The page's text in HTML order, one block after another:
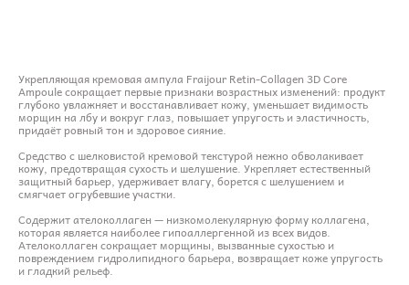
Укрепляющая кремовая ампула Fraijour Retin-Collagen 3D Core
Ampoule сокращает первые признаки возрастных изменений: продукт
глубоко увлажняет и восстанавливает кожу, уменьшает видимость
морщин на лбу и вокруг глаз, повышает упругость и эластичность,
придаёт ровный тон и здоровое сияние.
Средство с шелковистой кремовой текстурой нежно обволакивает
кожу, предотвращая сухость и шелушение. Укрепляет естественный
защитный барьер, удерживает влагу, борется с шелушением и
смягчает огрубевшие участки.
Содержит ателоколлаген — низкомолекулярную форму коллагена,
которая является наиболее гипоаллергенной из всех видов.
Ателоколлаген сокращает морщины, вызванные сухостью и
повреждением гидролипидного барьера, возвращает коже упругость
и гладкий рельеф.